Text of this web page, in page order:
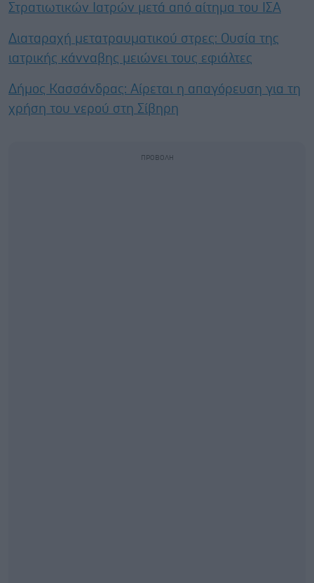
Στρατιωτικών Ιατρών μετά από αίτημα του ΙΣΑ
Διαταραχή μετατραυματικού στρες: Ουσία της
ιατρικής κάνναβης μειώνει τους εφιάλτες
Δήμος Κασσάνδρας: Αίρεται η απαγόρευση για τη
χρήση του νερού στη Σίβηρη